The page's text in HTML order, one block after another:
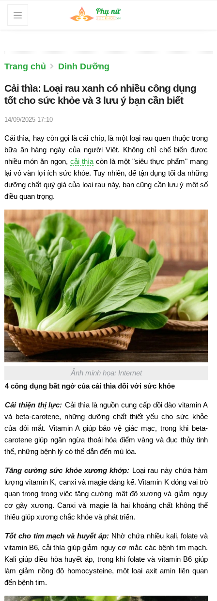
Trang chủ Dinh Dưỡng
Cải thìa: Loại rau xanh có nhiều công dụng
tốt cho sức khỏe và 3 lưu ý bạn cần biết
14/09/2025 17:10
Cải thìa, hay còn gọi là cải chíp, là một loại rau quen thuộc trong
bữa ăn hàng ngày của người Việt. Không chỉ chế biến được
nhiều món ăn ngon, cải thìa còn là một "siêu thực phẩm" mang
lại vô vàn lợi ích sức khỏe. Tuy nhiên, để tận dụng tối đa những
dưỡng chất quý giá của loại rau này, bạn cũng cần lưu ý một số
điều quan trọng.
Ảnh minh họa: Internet
4 công dụng bất ngờ của cải thìa đối với sức khỏe
Cải thiện thị lực: Cải thìa là nguồn cung cấp dồi dào vitamin A
và beta-carotene, những dưỡng chất thiết yếu cho sức khỏe
của đôi mắt. Vitamin A giúp bảo vệ giác mạc, trong khi beta-
carotene giúp ngăn ngừa thoái hóa điểm vàng và đục thủy tinh
thể, những bệnh lý có thể dẫn đến mù lòa.
Tăng cường sức khỏe xương khớp: Loại rau này chứa hàm
lượng vitamin K, canxi và magie đáng kể. Vitamin K đóng vai trò
quan trọng trong việc tăng cường mật độ xương và giảm nguy
cơ gãy xương. Canxi và magie là hai khoáng chất không thể
thiếu giúp xương chắc khỏe và phát triển.
Tốt cho tim mạch và huyết áp: Nhờ chứa nhiều kali, folate và
vitamin B6, cải thìa giúp giảm nguy cơ mắc các bệnh tim mạch.
Kali giúp điều hòa huyết áp, trong khi folate và vitamin B6 giúp
làm giảm nồng độ homocysteine, một loại axit amin liên quan
đến bệnh tim.